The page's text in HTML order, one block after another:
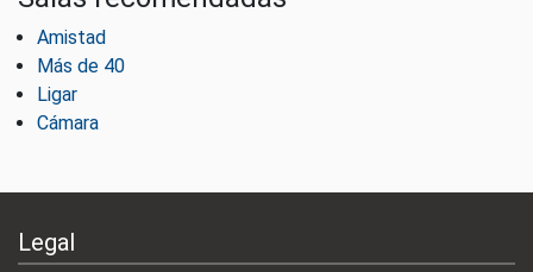
Amistad
Más de 40
Ligar
Cámara
Legal